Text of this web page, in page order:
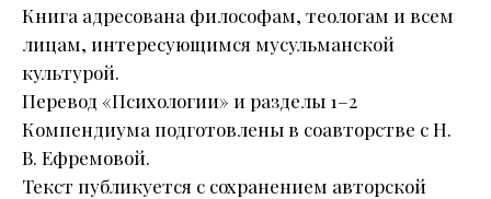
Книга адресована философам, теологам и всем
лицам, интересующимся мусульманской
культурой.
Перевод «Психологии» и разделы 1–2
Компендиума подготовлены в соавторстве с Н.
В. Ефремовой.
Текст публикуется с сохранением авторской